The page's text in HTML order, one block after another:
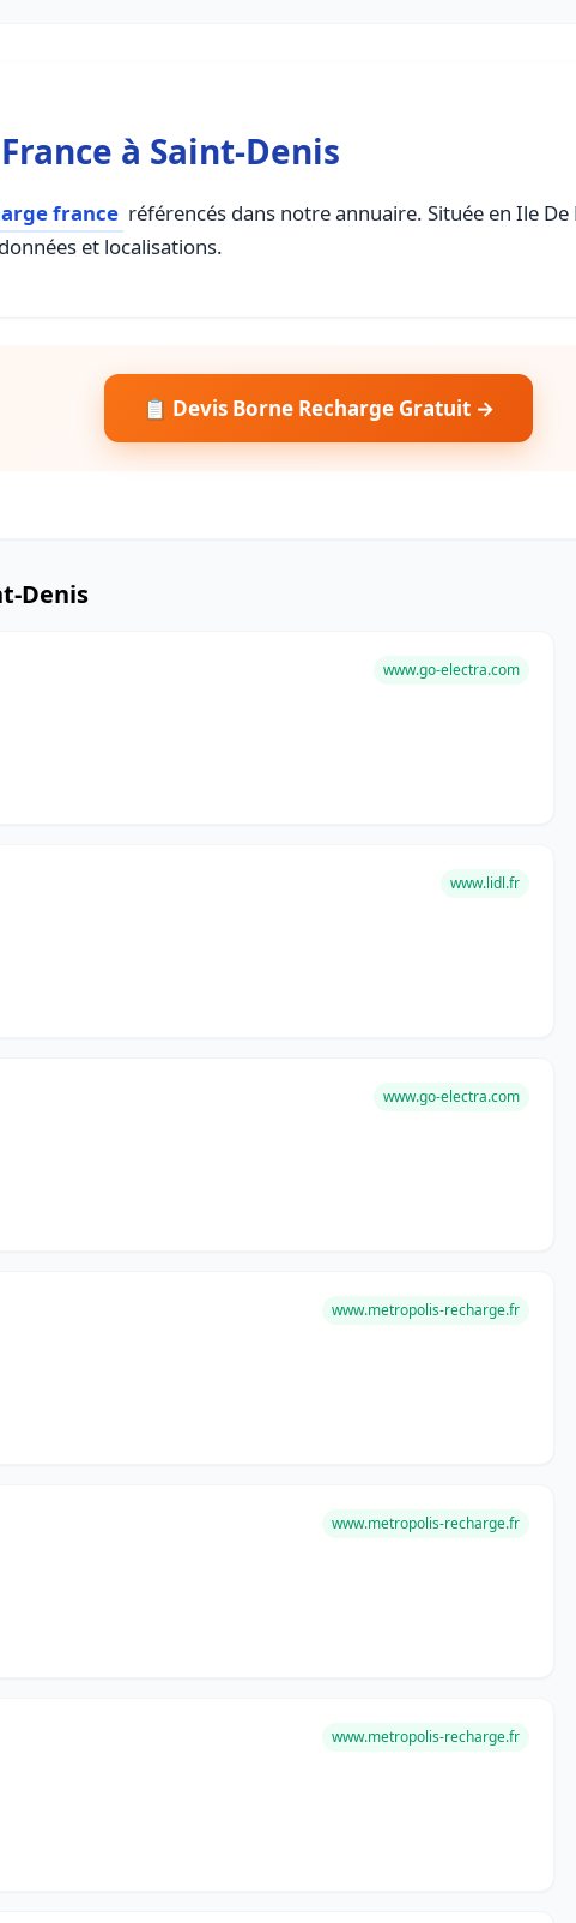
à Saint-Denis
france référencés dans notre annuaire. Située en Ile
et localisations.
📋 Devis Borne Recharge Gratuit →
Denis
www.go-electra.com
www.lidl.fr
www.go-electra.com
www.metropolis-recharge.fr
www.metropolis-recharge.fr
www.metropolis-recharge.fr